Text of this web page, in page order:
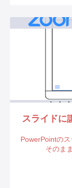
スライドに
PowerPointの
そのま